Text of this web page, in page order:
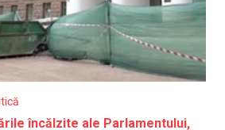
încălzite ale Parlamentului,